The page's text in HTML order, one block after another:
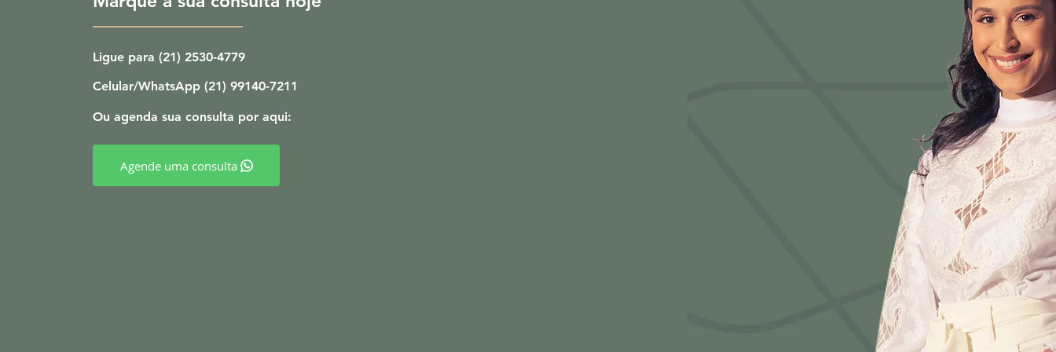
Ligue para (21) 2530-4779
Celular/WhatsApp (21) 99140-7211
Ou agenda sua consulta por aqui:
Agende uma consulta